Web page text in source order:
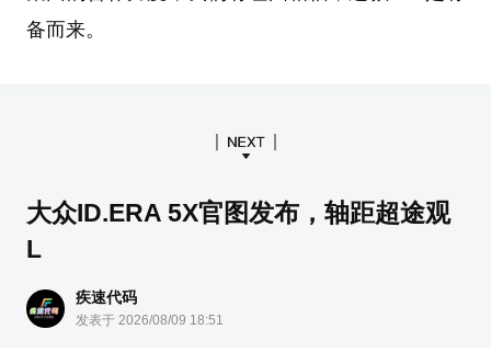
备而来。
大众ID.ERA 5X官图发布，轴距超途观
L
疾速代码
发表于 2026/08/09 18:51